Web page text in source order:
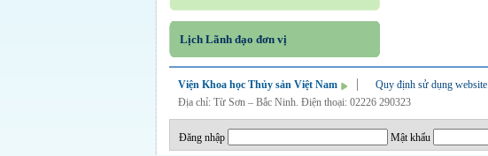
Lịch Lãnh đạo đơn vị
Viện Khoa học Thủy sản Việt Nam Quy định sử dụng website
Địa chỉ: Từ Sơn – Bắc Ninh. Điện thoại: 02226 290323
Đăng nhập Mật khẩu